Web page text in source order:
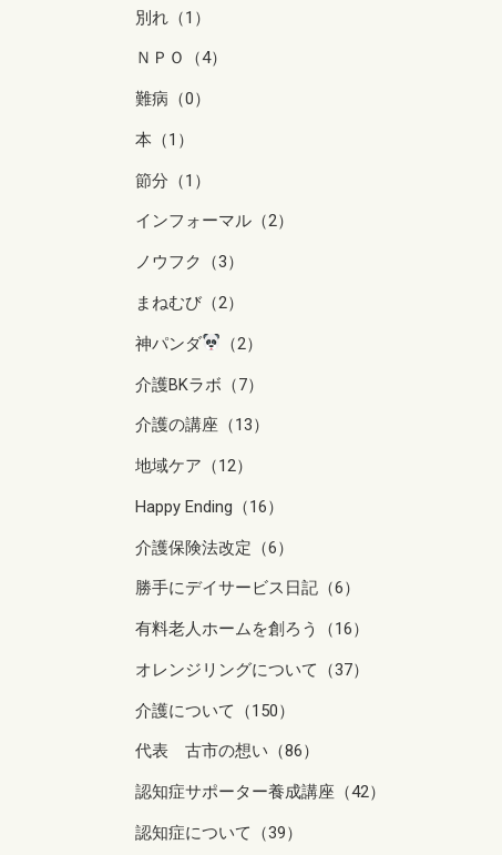
別れ（1）
ＮＰＯ（4）
難病（0）
本（1）
節分（1）
インフォーマル（2）
ノウフク（3）
まねむび（2）
神パンダ （2）
介護BKラボ（7）
介護の講座（13）
地域ケア（12）
Happy Ending（16）
介護保険法改定（6）
勝手にデイサービス日記（6）
有料老人ホームを創ろう（16）
オレンジリングについて（37）
介護について（150）
代表 古市の想い（86）
認知症サポーター養成講座（42）
認知症について（39）